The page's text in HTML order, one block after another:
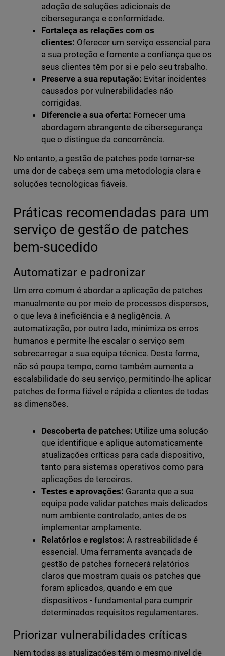
adoção de soluções adicionais de
cibersegurança e conformidade.
Fortaleça as relações com os
clientes: Oferecer um serviço essencial para
a sua proteção e fomente a confiança que os
seus clientes têm por si e pelo seu trabalho.
Preserve a sua reputação: Evitar incidentes
causados por vulnerabilidades não
corrigidas.
Diferencie a sua oferta: Fornecer uma
abordagem abrangente de cibersegurança
que o distingue da concorrência.
No entanto, a gestão de patches pode tornar-se
uma dor de cabeça sem uma metodologia clara e
soluções tecnológicas fiáveis.
Práticas recomendadas para um
serviço de gestão de patches
bem-sucedido
Automatizar e padronizar
Um erro comum é abordar a aplicação de patches
manualmente ou por meio de processos dispersos,
o que leva à ineficiência e à negligência. A
automatização, por outro lado, minimiza os erros
humanos e permite-lhe escalar o serviço sem
sobrecarregar a sua equipa técnica. Desta forma,
não só poupa tempo, como também aumenta a
escalabilidade do seu serviço, permitindo-lhe aplicar
patches de forma fiável e rápida a clientes de todas
as dimensões.
Descoberta de patches: Utilize uma solução
que identifique e aplique automaticamente
atualizações críticas para cada dispositivo,
tanto para sistemas operativos como para
aplicações de terceiros.
Testes e aprovações: Garanta que a sua
equipa pode validar patches mais delicados
num ambiente controlado, antes de os
implementar amplamente.
Relatórios e registos: A rastreabilidade é
essencial. Uma ferramenta avançada de
gestão de patches fornecerá relatórios
claros que mostram quais os patches que
foram aplicados, quando e em que
dispositivos - fundamental para cumprir
determinados requisitos regulamentares.
Priorizar vulnerabilidades críticas
Nem todas as atualizações têm o mesmo nível de